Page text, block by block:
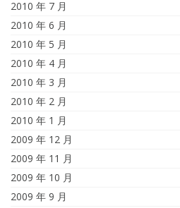
2010 年 7 月
2010 年 6 月
2010 年 5 月
2010 年 4 月
2010 年 3 月
2010 年 2 月
2010 年 1 月
2009 年 12 月
2009 年 11 月
2009 年 10 月
2009 年 9 月